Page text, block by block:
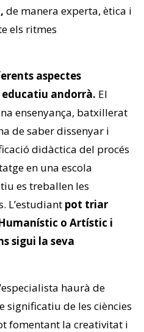
de manera experta, ètica i
els ritmes
aspectes
andorrà. El
ensenyança, batxillerat
de saber dissenyar i
didàctica del procés
en una escola
es treballen les
L’estudiant pot triar
o Artístic i
sigui la seva
haurà de
significatiu de les ciències
fomentant la creativitat i